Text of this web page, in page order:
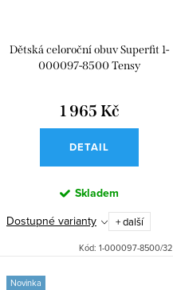
Dětská celoroční obuv Superfit 1-
000097-8500 Tensy
1 965 Kč
DETAIL
Skladem
Dostupné varianty
+ další
Kód: 1-000097-8500/32
Novinka